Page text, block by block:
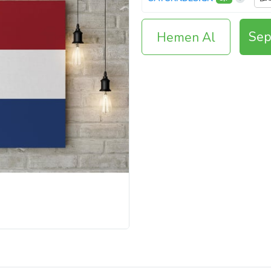
Hemen Al